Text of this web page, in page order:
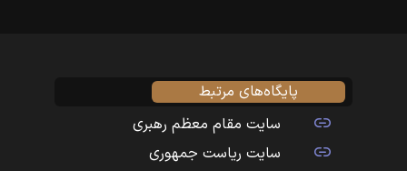
پایگاه‌های مرتبط
سایت مقام معظم رهبری
سایت ریاست جمهوری